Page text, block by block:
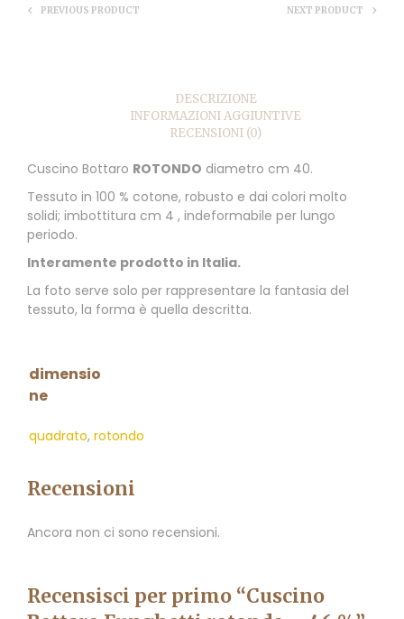
PREVIOUS PRODUCT NEXT PRODUCT
DESCRIZIONE
INFORMAZIONI AGGIUNTIVE
RECENSIONI (0)
Cuscino Bottaro ROTONDO diametro cm 40.
Tessuto in 100 % cotone, robusto e dai colori molto
solidi; imbottitura cm 4 , indeformabile per lungo
periodo.
Interamente prodotto in Italia.
La foto serve solo per rappresentare la fantasia del
tessuto, la forma è quella descritta.
dimensio
ne
quadrato, rotondo
Recensioni
Ancora non ci sono recensioni.
Recensisci per primo “Cuscino